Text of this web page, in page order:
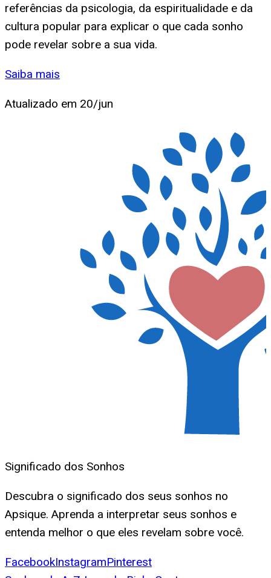
referências da psicologia, da espiritualidade e da
cultura popular para explicar o que cada sonho
pode revelar sobre a sua vida.
Saiba mais
Atualizado em 20/jun
Significado dos Sonhos
Descubra o significado dos seus sonhos no
Apsique. Aprenda a interpretar seus sonhos e
entenda melhor o que eles revelam sobre você.
FacebookInstagramPinterest